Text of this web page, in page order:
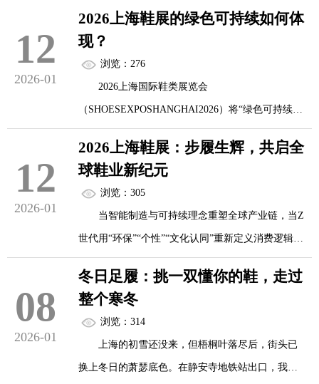
然一新的上海世博展览馆，参观者将体验到一场关
于足下世界的革。
这已不仅是一个传统贸易展会，而是全球鞋履
产业创新能量的集中释放场。在这里，鞋子不再仅
仅是行走的工具，而是成为连接人体、环境与数字
世界的智能界面。
2026上海鞋展的参观者离开时，手中拿着的可
能不是产品画册，而是一份根据自己足型数据生成
的《个人鞋履健康报告》，或是一双通过旧鞋回收
12
2026-01
2026上海鞋展的绿色可持续如何体
现？
浏览：276
2026上海国际鞋类展览会
（SHOESEXPOSHANGHAI2026）将“绿色可持续”
从理念深度融入展会的产品展示、材料创新、技术
应用、展区设计与行业倡议五大维度，全面呈现中
国乃至全球鞋业迈向“双碳”目标的系统性实践。其
绿色可持续特色主要体现在以下五个方面：
一、设立“可持续材料专区”，推动绿色原料产
业化
展会特设绿色材料与循环经济主题馆，集中展
示可规模化应用的环保解决方案：
12
2026-01
2026上海鞋展：步履生辉，共启全
球鞋业新纪元
浏览：305
当智能制造与可持续理念重塑全球产业链，当Z
世代用“环保”“个性”“文化认同”重新定义消费逻辑，
鞋履——这一人类最古老的穿戴品，正迎来前所未
有的变革浪潮。在这股浪潮的交汇点，2026上海国
际鞋类展览会（SHOESEXPOSHANGHAI2026）将
于6月26日至28日在上海新国际博览中心盛大启幕。
作为亚洲最具影响力的鞋业盛会之一，本届展会以
“智造·潮流·全球链”为主题，不仅是一场产品与技术
08
2026-01
冬日足履：挑一双懂你的鞋，走过
整个寒冬
浏览：314
上海的初雪还没来，但梧桐叶落尽后，街头已
换上冬日的萧瑟底色。在静安寺地铁站出口，我遇